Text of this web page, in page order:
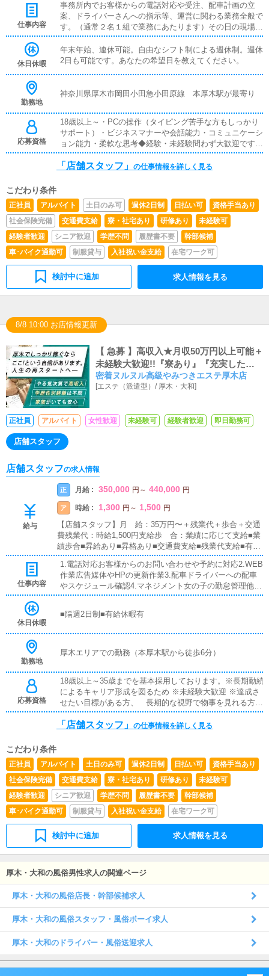
仕事内容
事務所内でお客様からの電話対応や受注、配車計画の立
案、ドライバーさんへの指示等、運営に関わる業務全般で
す。（通常２名１組で業務にあたります）その日の現場総
監督として、お客様からの電話で受注を行い、PCメール
でドライバーさんへ指示を出し、受注スケジュール・配車
計画をリアルタイムの状況を判断しながら行い、的確に現
一切ありません）受注からドライバー指示まで一気通貫に
フが動くため、面白く非常にやりがいがあります。
休日休暇
年末年始、連休可能。自由なシフト制による週休制。週休
2日も可能です。あなたの希望日を教えてください。
勤務地
神奈川県厚木市岡田小田急小田原線 本厚木駅が最寄り
応募資格
18歳以上～・PCの操作（タイピング苦手な方もしっかり
サポート）・ビジネスマナーや会話能力・コミュニケーシ
ョン能力・柔軟な思考◆経験・未経験問わず大歓迎です◆
PCを使える方（使ったことがあるという程度で大丈夫で
す）◆エクセルなどの標準的な業務ソフトが使えること
で経営もやってみたいというやる気のある方◆この業界当
店が初めて（未経験）という男性が非常に多いお店です。
◆真面目にお仕事に取り組める向上心のある方であればど
んな方でも年齢は特に問いません。
「店舗スタッフ」 の仕事情報を詳しく見る
こだわり条件
正社員 アルバイト 土日のみ可 週休2日制 日払い可
資格手当あり
社会保険完備
交通費支給 寮・社宅あり 研修あり
未経験可
経験者歓迎
シニア歓迎 学歴不問 履歴書不要
幹部候補
車･バイク通勤可
制服貸与 入社祝い金支給 在宅ワーク可
検討中に追加 求人情報を見る
8/8 10:00 お店情報更新
【 急募 】高収入★月収50万円以上可能＋
未経験大歓迎!!『寮あり』『充実した福
利厚生』『有給休暇あり』
密着ヌルヌル高級やみつきエステ厚木店
[エステ（派遣型）/ 厚木・大和]
正社員 アルバイト 女性歓迎 未経験可 経験者歓迎 即日勤務可
店舗スタッフ
店舗スタッフの求人情報
給与
正 月給 : 350,000 円 ～ 440,000 円
ア 時給 : 1,300 円 ～ 1,500 円
【店舗スタッフ】月 給：35万円〜＋残業代＋歩合＋交通
費残業代：時給1,500円支給歩 合：業績に応じて支給■業
績歩合■昇給あり■昇格あり■交通費支給■残業代支給■有給
休暇あり店長プロジェクト★入社して最短6ヶ月で店長が
可能！店舗展開に力を入れているグループなのであなたの
能力次第で即ポストをご用意します
仕事内容
1.電話対応お客様からのお問い合わせや予約に対応2.WEB
作業広告媒体やHPの更新作業3.配車ドライバーへの配車
やスケジュール確認4.マネジメント女の子の勤怠管理他ス
ケジュール確認5.その他円滑な店舗運営を最大限にサポー
休日休暇
■隔週2日制■有給休暇有
勤務地
厚木エリアでの勤務（本厚木駅から徒歩6分）
応募資格
18歳以上～35歳までを基本採用しております。※長期勤続
によるキャリア形成を図るため ※未経験大歓迎 ※達成さ
せたい目標がある方、 長期的な視野で物事を見れる方か
らの ご応募お待ちしております。 ※ご応募前に当グル
ープの考え方に ご共感頂ける場合のみご応募下さい。
「店舗スタッフ」 の仕事情報を詳しく見る
こだわり条件
正社員 アルバイト 土日のみ可 週休2日制 日払い可
資格手当あり
社会保険完備
交通費支給 寮・社宅あり 研修あり
未経験可
経験者歓迎
シニア歓迎 学歴不問 履歴書不要
幹部候補
車･バイク通勤可
制服貸与 入社祝い金支給 在宅ワーク可
検討中に追加 求人情報を見る
厚木・大和の風俗男性求人の関連ページ
厚木・大和の風俗店長・幹部候補求人
厚木・大和の風俗スタッフ・風俗ボーイ求人
厚木・大和のドライバー・風俗送迎求人